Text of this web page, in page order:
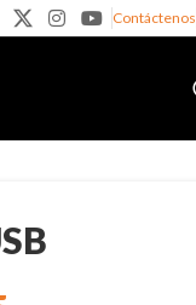
Contáctenos